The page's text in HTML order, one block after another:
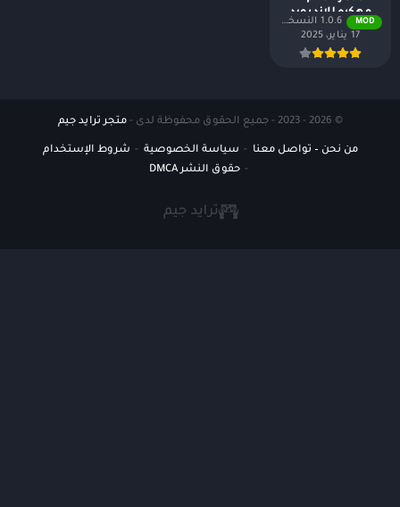
مهكره للاندرويد
MOD
1.0.6 النسخة المدفوعة مجاناً
17 يناير، 2025
© 2026 - 2023 - جميع الحقوق محفوظة لدى - متجر ترايد جيم
من نحن – تواصل معنا سياسة الخصوصية
شروط الإستخدام
حقوق النشر DMCA